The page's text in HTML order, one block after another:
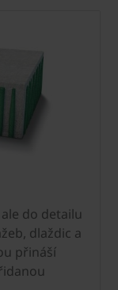
do detailu
dlaždic a
přináší